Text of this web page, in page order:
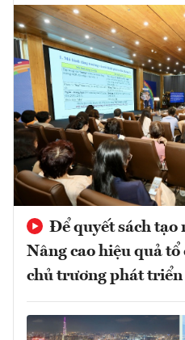
Để quyết sách tạo
Nâng cao hiệu quả tổ
chủ trương phát